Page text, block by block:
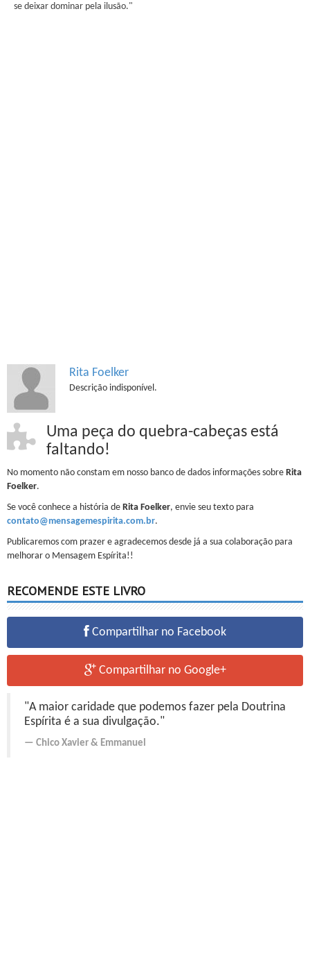
se deixar dominar pela ilusão."
Rita Foelker
Descrição indisponível.
Uma peça do quebra-cabeças está
faltando!
No momento não constam em nosso banco de dados informações sobre Rita
Foelker.
Se você conhece a história de Rita Foelker, envie seu texto para
contato@mensagemespirita.com.br.
Publicaremos com prazer e agradecemos desde já a sua colaboração para
melhorar o Mensagem Espírita!!
RECOMENDE ESTE LIVRO
Compartilhar no Facebook
Compartilhar no Google+
"A maior caridade que podemos fazer pela Doutrina
Espírita é a sua divulgação."
Chico Xavier & Emmanuel